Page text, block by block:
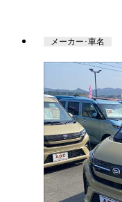
メーカー･車名